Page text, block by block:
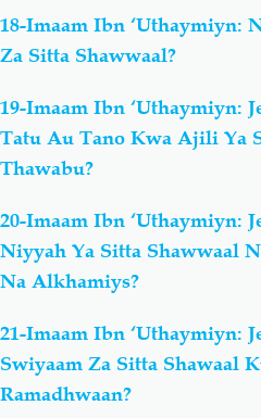
18-Imaam Ibn ‘Uthaymiyn:
Za Sitta Shawwaal?
19-Imaam Ibn ‘Uthaymiyn:
Tatu Au Tano Kwa Ajili Ya
Thawabu?
20-Imaam Ibn ‘Uthaymiyn:
Niyyah Ya Sitta Shawwaal
Na Alkhamiys?
21-Imaam Ibn ‘Uthaymiyn:
Swiyaam Za Sitta Shawaal
Ramadhwaan?